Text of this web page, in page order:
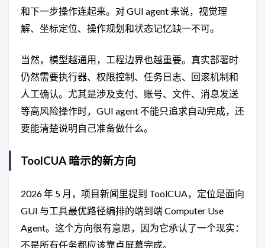
和下一步操作连起来。对 GUI agent 来说，视觉理
解、坐标定位、操作规划和状态记忆缺一不可。
当然，模型越通用，工程边界也越重要。真实部署时
仍然需要执行器、权限控制、任务日志、回滚机制和
人工确认。尤其是涉及支付、账号、文件、消息发送
等高风险操作时，GUI agent 不能只追求自动完成，还
要能清楚说明自己准备做什么。
ToolCUA 暗示的新方向
2026 年 5 月，项目新闻里提到 ToolCUA，定位是面向
GUI 与工具最优路径编排的端到端 Computer Use
Agent。这个方向很有意思，因为它承认了一个现实：
不是所有任务都应该靠点屏幕完成。